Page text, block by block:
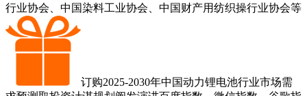
行业协会、中国染料工业协会、中国财产用纺织操行业协会等
订购2025-2030年中国动力锂电池行业市场需